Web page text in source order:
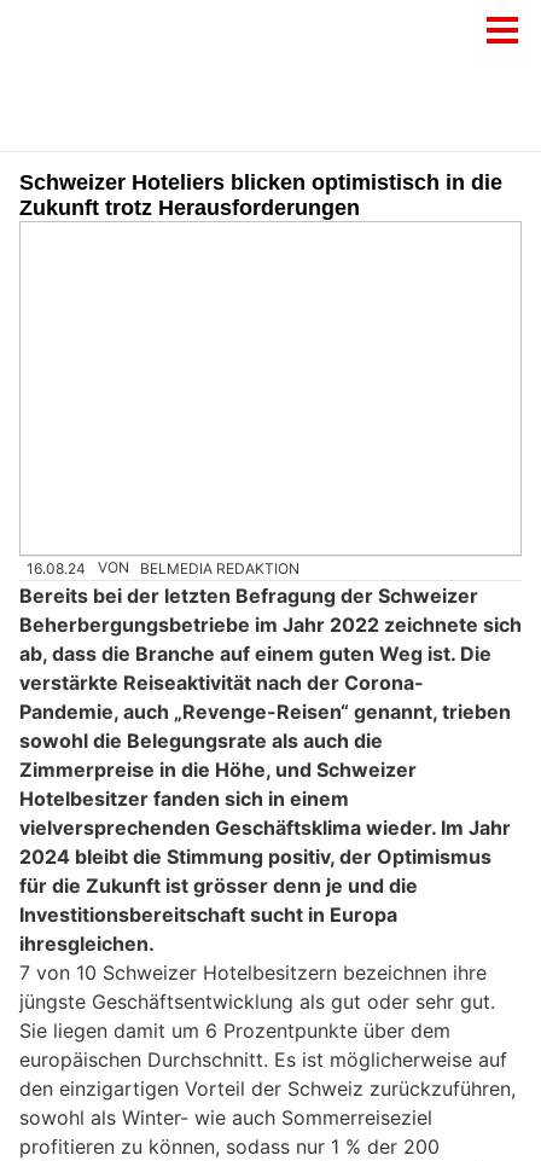
Schweizer Hoteliers blicken optimistisch in die
Zukunft trotz Herausforderungen
16.08.24 VON BELMEDIA REDAKTION
Bereits bei der letzten Befragung der Schweizer
Beherbergungsbetriebe im Jahr 2022 zeichnete sich
ab, dass die Branche auf einem guten Weg ist. Die
verstärkte Reiseaktivität nach der Corona-
Pandemie, auch „Revenge-Reisen“ genannt, trieben
sowohl die Belegungsrate als auch die
Zimmerpreise in die Höhe, und Schweizer
Hotelbesitzer fanden sich in einem
vielversprechenden Geschäftsklima wieder. Im Jahr
2024 bleibt die Stimmung positiv, der Optimismus
für die Zukunft ist grösser denn je und die
Investitionsbereitschaft sucht in Europa
ihresgleichen.
7 von 10 Schweizer Hotelbesitzern bezeichnen ihre
jüngste Geschäftsentwicklung als gut oder sehr gut.
Sie liegen damit um 6 Prozentpunkte über dem
europäischen Durchschnitt. Es ist möglicherweise auf
den einzigartigen Vorteil der Schweiz zurückzuführen,
sowohl als Winter- wie auch Sommerreiseziel
profitieren zu können, sodass nur 1 % der 200